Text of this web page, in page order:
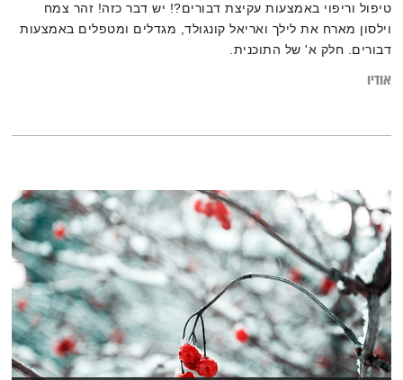
טיפול וריפוי באמצעות עקיצת דבורים?! יש דבר כזה! זהר צמח
וילסון מארח את לילך ואריאל קונגולד, מגדלים ומטפלים באמצעות
דבורים. חלק א' של התוכנית.
אודיו